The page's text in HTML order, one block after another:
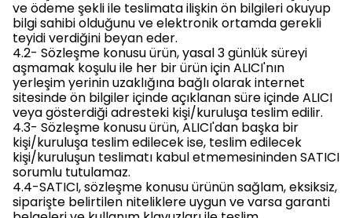
ve ödeme şekli ile teslimata ilişkin ön bilgileri okuyup
bilgi sahibi olduğunu ve elektronik ortamda gerekli
teyidi verdiğini beyan eder.
4.2- Sözleşme konusu ürün, yasal 3 günlük süreyi
aşmamak koşulu ile her bir ürün için ALICI'nın
yerleşim yerinin uzaklığına bağlı olarak internet
sitesinde ön bilgiler içinde açıklanan süre içinde ALICI
veya gösterdiği adresteki kişi/kuruluşa teslim edilir.
4.3- Sözleşme konusu ürün, ALICI'dan başka bir
kişi/kuruluşa teslim edilecek ise, teslim edilecek
kişi/kuruluşun teslimatı kabul etmemesininden SATICI
sorumlu tutulamaz.
4.4-SATICI, sözleşme konusu ürünün sağlam, eksiksiz,
siparişte belirtilen niteliklere uygun ve varsa garanti